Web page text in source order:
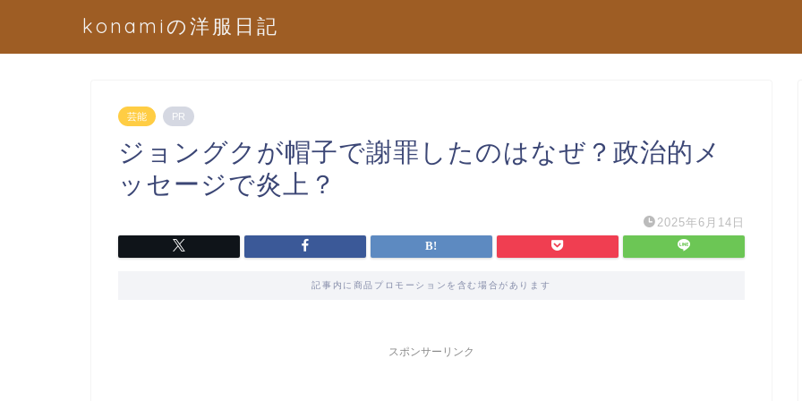
konamiの洋服日記
芸能 PR
ジョングクが帽子で謝罪したのはなぜ？政治的メ
ッセージで炎上？
2025年6月14日
記事内に商品プロモーションを含む場合があります
スポンサーリンク